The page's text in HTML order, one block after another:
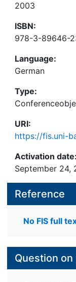
2003
ISBN:
978-3-89646-
Language:
German
Type:
URI:
https://fis.uni-
Activation date:
September 24,
Reference
No FIS full
Question